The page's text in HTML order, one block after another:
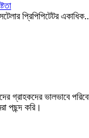
প্রিপিপিটেটর
গ্রাহকদের ভালভাবে
পছন্দ করি।